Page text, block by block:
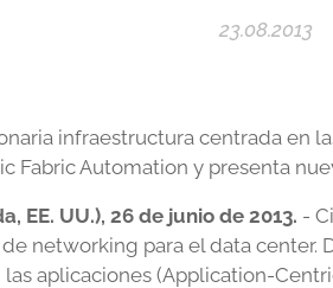
23.08.2013
infraestructura centrada en
Fabric Automation y presenta
EE. UU.), 26 de junio de 2013. -
networking para el data center.
aplicaciones (Application-